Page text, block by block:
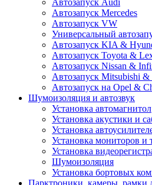
Автозапуск Mercedes
Автозапуск VW
Универсальный
Автозапуск KIA &
Автозапуск Toyota &
Автозапуск Nissan &
Автозапуск Mitsubishi &
Автозапуск на Opel &
Шумоизоляция и автозвук
Установка автомагнитол
Установка акустики и
Установка
Установка мониторов и
Установка
Шумоизоляция
Установка бортовых
Парктроники, камеры, рамки